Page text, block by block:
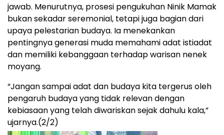
jawab. Menurutnya, prosesi pengukuhan Ninik Mamak
bukan sekadar seremonial, tetapi juga bagian dari
upaya pelestarian budaya. Ia menekankan
pentingnya generasi muda memahami adat istiadat
dan memiliki kebanggaan terhadap warisan nenek
moyang.
“Jangan sampai adat dan budaya kita tergerus oleh
pengaruh budaya yang tidak relevan dengan
kebiasaan yang telah diwariskan sejak dahulu kala,”
ujarnya.(2/2)